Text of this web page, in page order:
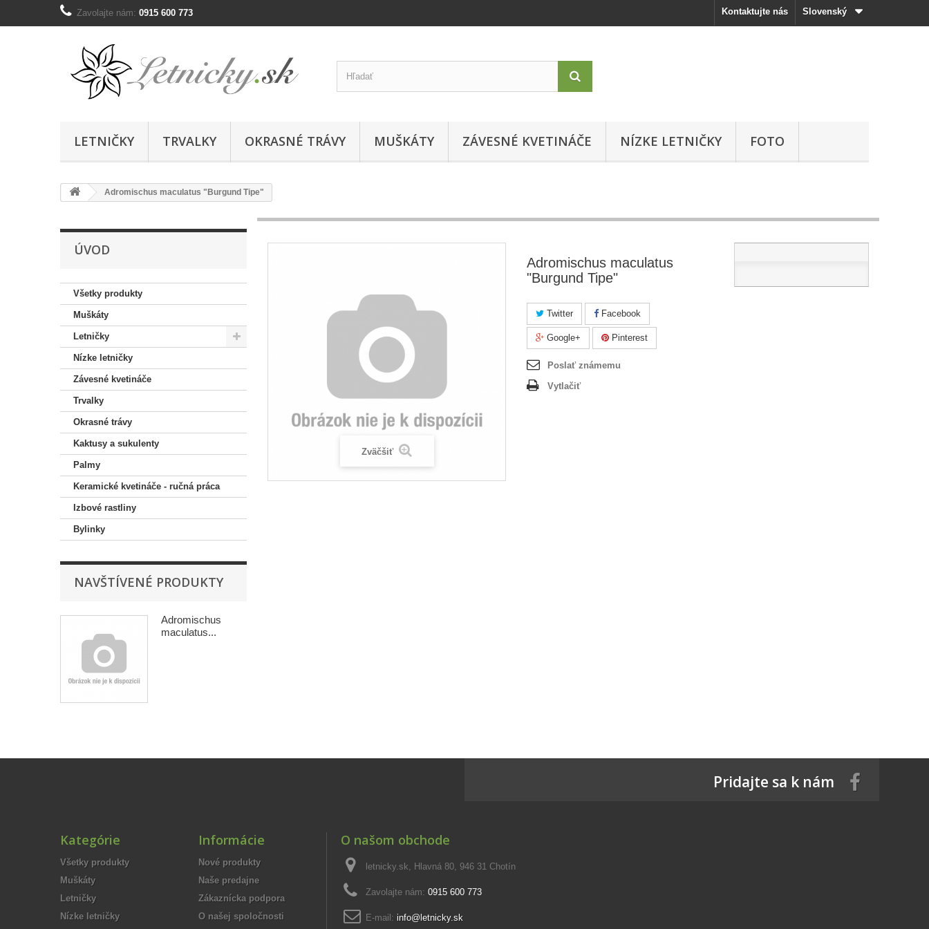
Slovenský
Kontaktujte nás
Zavolajte nám: 0915 600 773
LETNIČKY TRVALKY OKRASNÉ TRÁVY MUŠKÁTY ZÁVESNÉ KVETINÁČE NÍZKE LETNIČKY FOTO
Adromischus maculatus "Burgund Tipe"
ÚVOD
Všetky produkty
Muškáty
Letničky
Nízke letničky
Závesné kvetináče
Trvalky
Okrasné trávy
Kaktusy a sukulenty
Palmy
Keramické kvetináče - ručná práca
Izbové rastliny
Bylinky
NAVŠTÍVENÉ PRODUKTY
Adromischus
maculatus...
Zväčšiť
Adromischus maculatus
"Burgund Tipe"
Twitter Facebook
Google+ Pinterest
Poslať známemu
Vytlačiť
Pridajte sa k nám
Kategórie
Všetky produkty
Muškáty
Letničky
Nízke letničky
Informácie
Nové produkty
Naše predajne
Zákaznícka podpora
O našej spoločnosti
O našom obchode
letnicky.sk, Hlavná 80, 946 31 Chotín
Zavolajte nám: 0915 600 773
E-mail: info@letnicky.sk